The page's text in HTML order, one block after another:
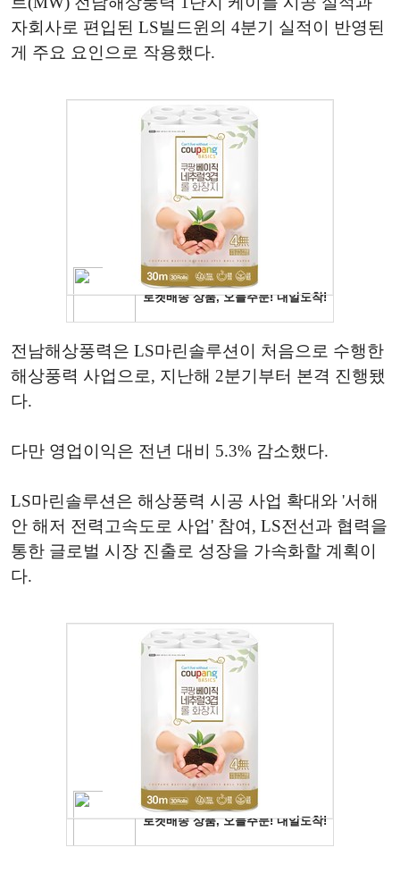
자회사로 편입된 LS빌드윈의 4분기 실적이 반영된
게 주요 요인으로 작용했다.
전남해상풍력은 LS마린솔루션이 처음으로 수행한
해상풍력 사업으로, 지난해 2분기부터 본격 진행됐
다.
다만 영업이익은 전년 대비 5.3% 감소했다.
LS마린솔루션은 해상풍력 시공 사업 확대와 '서해
안 해저 전력고속도로 사업' 참여, LS전선과 협력을
통한 글로벌 시장 진출로 성장을 가속화할 계획이
다.